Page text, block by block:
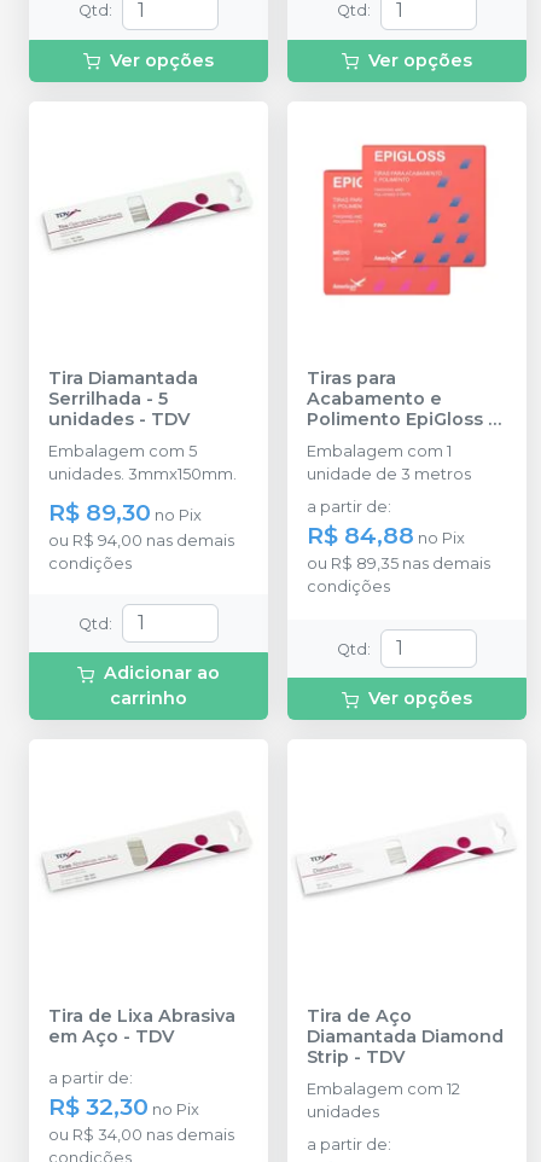
Qtd :
Ver opções
Qtd :
Ver opções
Tira Diamantada
Serrilhada - 5
unidades - TDV
Embalagem com 5
unidades. 3mmx150mm.
R$ 89,30 no Pix
ou R$ 94,00 nas demais
condições
Qtd :
Adicionar ao
carrinho
Tiras para
Acabamento e
Polimento EpiGloss -
AMERICAN BURRS
Embalagem com 1
unidade de 3 metros
a partir de:
R$ 84,88 no Pix
ou R$ 89,35 nas demais
condições
Qtd :
Ver opções
Tira de Lixa Abrasiva
em Aço - TDV
a partir de:
R$ 32,30 no Pix
ou R$ 34,00 nas demais
condições
Tira de Aço
Diamantada Diamond
Strip - TDV
Embalagem com 12
unidades
a partir de: